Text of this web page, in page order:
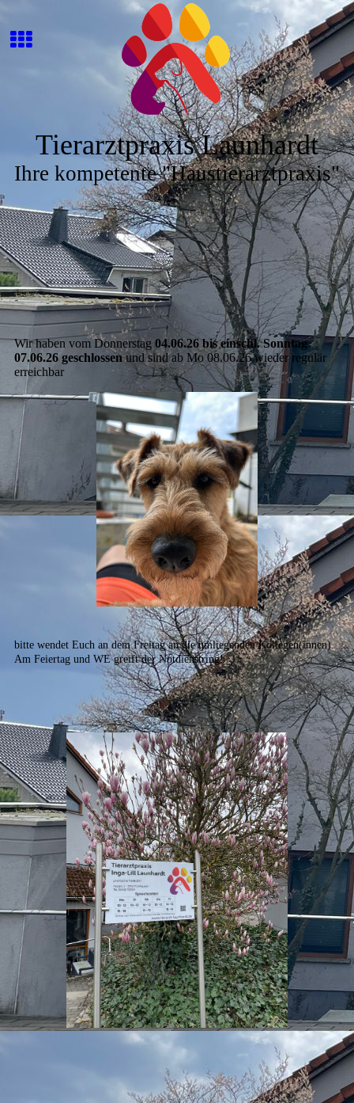
Tierarztpraxis Launhardt
Ihre kompetente "Haustierarztpraxis"
Wir haben vom Donnerstag 04.06.26 bis einschl. Sonntag
07.06.26 geschlossenund sind ab Mo 08.06.26 wieder regulär
erreichbar
bitte wendet Euch an dem Freitag an die umliegenden Kollegen(innen).
Am Feiertag und WE greift der Notdienstring!